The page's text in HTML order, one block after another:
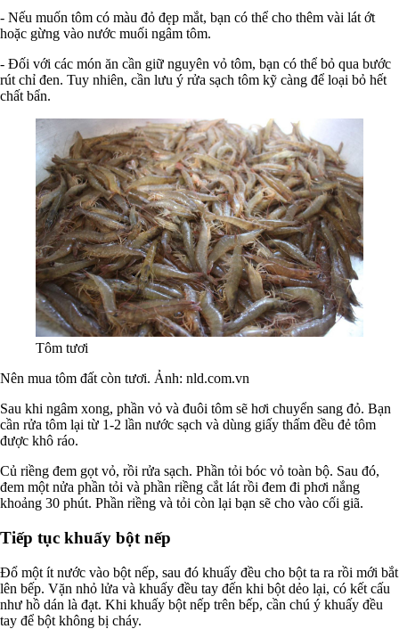
- Nếu muốn tôm có màu đỏ đẹp mắt, bạn có thể cho thêm vài lát ớt
hoặc gừng vào nước muối ngâm tôm.
- Đối với các món ăn cần giữ nguyên vỏ tôm, bạn có thể bỏ qua bước
rút chỉ đen. Tuy nhiên, cần lưu ý rửa sạch tôm kỹ càng để loại bỏ hết
chất bẩn.
Tôm tươi
Nên mua tôm đất còn tươi. Ảnh: nld.com.vn
Sau khi ngâm xong, phần vỏ và đuôi tôm sẽ hơi chuyển sang đỏ. Bạn
cần rửa tôm lại từ 1-2 lần nước sạch và dùng giấy thấm đều đẻ tôm
được khô ráo.
Củ riềng đem gọt vỏ, rồi rửa sạch. Phần tỏi bóc vỏ toàn bộ. Sau đó,
đem một nửa phần tỏi và phần riềng cắt lát rồi đem đi phơi nắng
khoảng 30 phút. Phần riềng và tỏi còn lại bạn sẽ cho vào cối giã.
Tiếp tục khuấy bột nếp
Đổ một ít nước vào bột nếp, sau đó khuấy đều cho bột ta ra rồi mới bắt
lên bếp. Vặn nhỏ lửa và khuấy đều tay đến khi bột dẻo lại, có kết cấu
như hồ dán là đạt. Khi khuấy bột nếp trên bếp, cần chú ý khuấy đều
tay để bột không bị cháy.